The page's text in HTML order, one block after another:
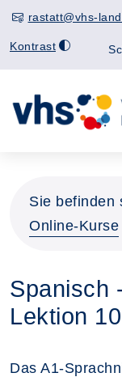
rastatt@vhs-
Kontrast
Sie befinden
Online-Kurse
Spanisch
Lektion
Das A1-